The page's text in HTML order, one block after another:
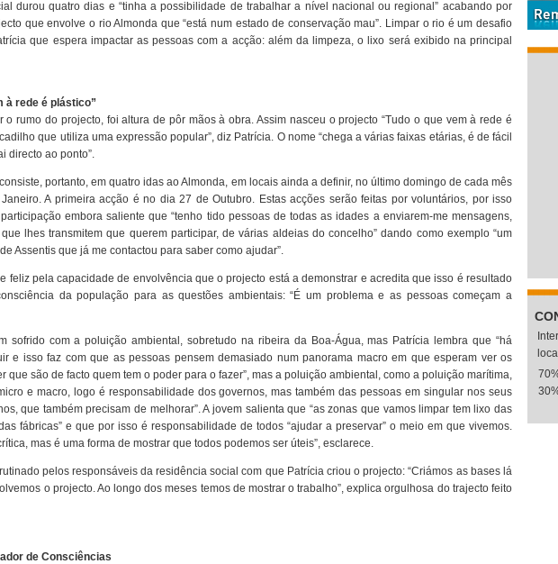
durou quatro dias e “tinha a possibilidade de trabalhar a nível nacional ou regional” acabando por
que envolve o rio Almonda que “está num estado de conservação mau”. Limpar o rio é um desafio
que espera impactar as pessoas com a acção: além da limpeza, o lixo será exibido na principal
à rede é plástico”
o rumo do projecto, foi altura de pôr mãos à obra. Assim nasceu o projecto “Tudo o que vem à rede é
que utiliza uma expressão popular”, diz Patrícia. O nome “chega a várias faixas etárias, é de fácil
directo ao ponto”.
portanto, em quatro idas ao Almonda, em locais ainda a definir, no último domingo de cada mês
A primeira acção é no dia 27 de Outubro. Estas acções serão feitas por voluntários, por isso
embora saliente que “tenho tido pessoas de todas as idades a enviarem-me mensagens,
lhes transmitem que querem participar, de várias aldeias do concelho” dando como exemplo “um
Assentis que já me contactou para saber como ajudar”.
feliz pela capacidade de envolvência que o projecto está a demonstrar e acredita que isso é resultado
da população para as questões ambientais: “É um problema e as pessoas começam a
sofrido com a poluição ambiental, sobretudo na ribeira da Boa-Água, mas Patrícia lembra que “há
e isso faz com que as pessoas pensem demasiado num panorama macro em que esperam ver os
que são de facto quem tem o poder para o fazer”, mas a poluição ambiental, como a poluição marítima,
e macro, logo é responsabilidade dos governos, mas também das pessoas em singular nos seus
que também precisam de melhorar”. A jovem salienta que “as zonas que vamos limpar tem lixo das
fábricas” e que por isso é responsabilidade de todos “ajudar a preservar” o meio em que vivemos.
mas é uma forma de mostrar que todos podemos ser úteis”, esclarece.
pelos responsáveis da residência social com que Patrícia criou o projecto: “Criámos as bases lá
o projecto. Ao longo dos meses temos de mostrar o trabalho”, explica orgulhosa do trajecto feito
de Consciências